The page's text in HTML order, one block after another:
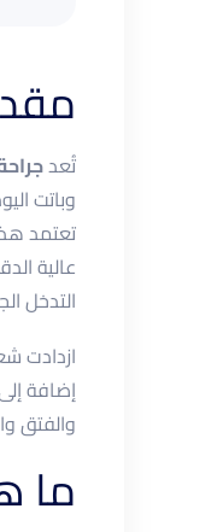
تُعد
وباتت
تعتمد
عالية
التدخل
ازدادت
إضافة
والفتق
ما